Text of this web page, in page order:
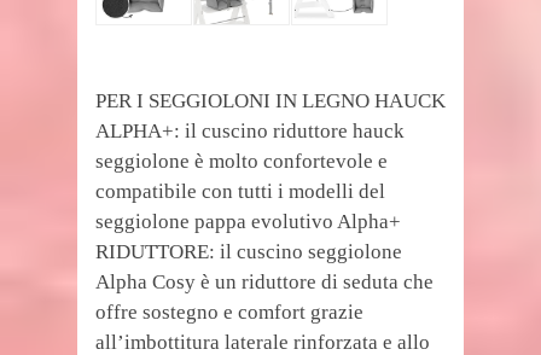
PER I SEGGIOLONI IN LEGNO HAUCK
ALPHA+: il cuscino riduttore hauck
seggiolone è molto confortevole e
compatibile con tutti i modelli del
seggiolone pappa evolutivo Alpha+
RIDUTTORE: il cuscino seggiolone
Alpha Cosy è un riduttore di seduta che
offre sostegno e comfort grazie
all’imbottitura laterale rinforzata e allo